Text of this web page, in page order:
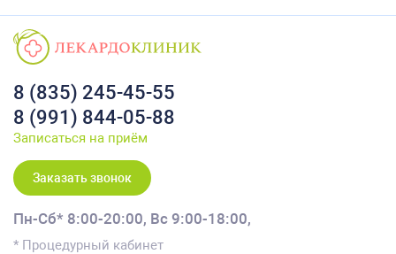
8 (835) 245-45-55
8 (991) 844-05-88
Записаться на приём
Заказать звонок
Пн-Сб* 8:00-20:00, Вс 9:00-18:00,
* Процедурный кабинет